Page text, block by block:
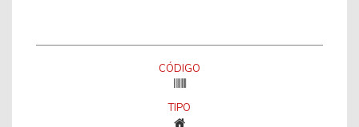
CÓDIGO
TIPO